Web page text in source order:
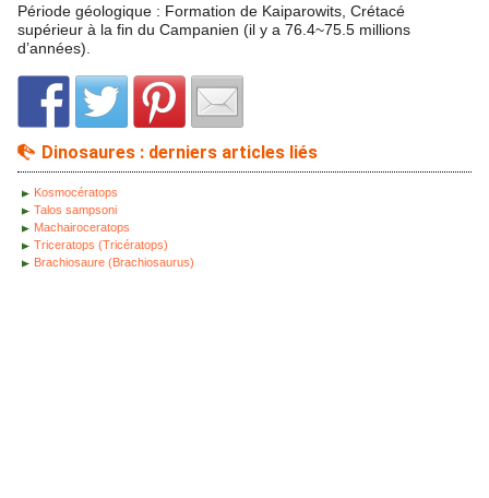
Période géologique : Formation de Kaiparowits, Crétacé
supérieur à la fin du Campanien (il y a 76.4~75.5 millions
d’années).
Dinosaures : derniers articles liés
Kosmocératops
Talos sampsoni
Machairoceratops
Triceratops (Tricératops)
Brachiosaure (Brachiosaurus)